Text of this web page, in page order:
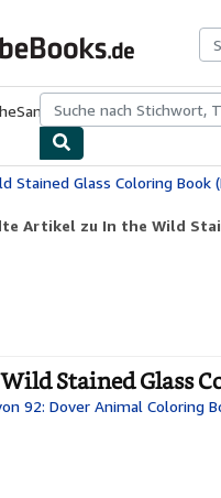
SammlungenAntiquarische
Stained Glass Coloring Book
Artikel zu In the Wild
Stained Glass
92: Dover Animal Coloring